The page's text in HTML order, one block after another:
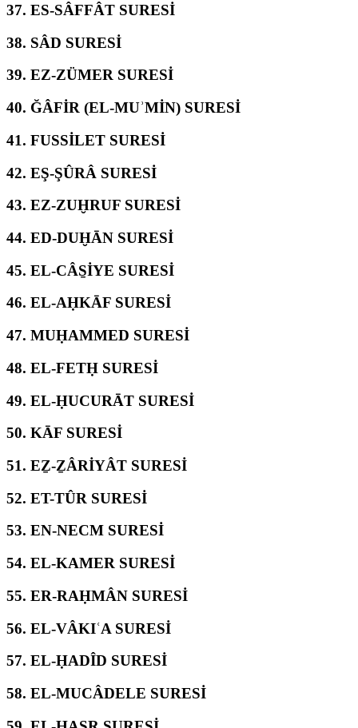
37. ES-SÂFFÂT SURESİ
38. SÂD SURESİ
39. EZ-ZÜMER SURESİ
40. ĞÂFİR (EL-MUʾMİN) SURESİ
41. FUSSİLET SURESİ
42. EŞ-ŞÛRÂ SURESİ
43. EZ-ZUḪRUF SURESİ
44. ED-DUḪĀN SURESİ
45. EL-CÂS̱İYE SURESİ
46. EL-AḤKĀF SURESİ
47. MUḤAMMED SURESİ
48. EL-FETḤ SURESİ
49. EL-ḤUCURĀT SURESİ
50. KĀF SURESİ
51. EẔ-ẔÂRİYÂT SURESİ
52. ET-TÛR SURESİ
53. EN-NECM SURESİ
54. EL-KAMER SURESİ
55. ER-RAḤMÂN SURESİ
56. EL-VÂKIʿA SURESİ
57. EL-ḤADÎD SURESİ
58. EL-MUCÂDELE SURESİ